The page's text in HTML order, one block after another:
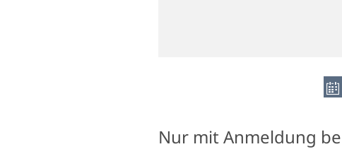
Nur mit Anmeldung